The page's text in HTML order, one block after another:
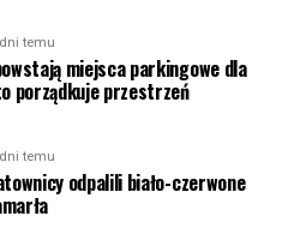
temu
miejsca parkingowe dla
porządkuje przestrzeń
temu
odpalili biało-czerwone